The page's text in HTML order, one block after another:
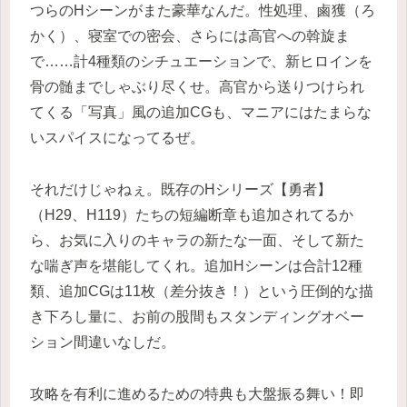
つらのHシーンがまた豪華なんだ。性処理、鹵獲（ろ
かく）、寝室での密会、さらには高官への斡旋ま
で……計4種類のシチュエーションで、新ヒロインを
骨の髄までしゃぶり尽くせ。高官から送りつけられ
てくる「写真」風の追加CGも、マニアにはたまらな
いスパイスになってるぜ。
それだけじゃねぇ。既存のHシリーズ【勇者】
（H29、H119）たちの短編断章も追加されてるか
ら、お気に入りのキャラの新たな一面、そして新た
な喘ぎ声を堪能してくれ。追加Hシーンは合計12種
類、追加CGは11枚（差分抜き！）という圧倒的な描
き下ろし量に、お前の股間もスタンディングオベー
ション間違いなしだ。
攻略を有利に進めるための特典も大盤振る舞い！即